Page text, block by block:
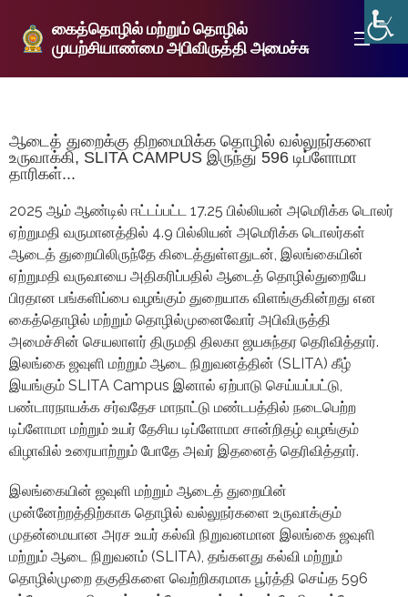
கைத்தொழில் மற்றும் தொழில்
முயற்சியாண்மை அபிவிருத்தி அமைச்சு
ஆடைத் துறைக்கு திறமைமிக்க தொழில் வல்லுநர்களை
உருவாக்கி, SLITA CAMPUS இருந்து 596 டிப்ளோமா
தாரிகள்...
2025 ஆம் ஆண்டில் ஈட்டப்பட்ட 17.25 பில்லியன் அமெரிக்க டொலர்
ஏற்றுமதி வருமானத்தில் 4.9 பில்லியன் அமெரிக்க டொலர்கள்
ஆடைத் துறையிலிருந்தே கிடைத்துள்ளதுடன், இலங்கையின்
ஏற்றுமதி வருவாயை அதிகரிப்பதில் ஆடைத் தொழில்துறையே
பிரதான பங்களிப்பை வழங்கும் துறையாக விளங்குகின்றது என
கைத்தொழில் மற்றும் தொழில்முனைவோர் அபிவிருத்தி
அமைச்சின் செயலாளர் திருமதி திலகா ஜயசுந்தர தெரிவித்தார்.
இலங்கை ஜவுளி மற்றும் ஆடை நிறுவனத்தின் (SLITA) கீழ்
இயங்கும் SLITA Campus இனால் ஏற்பாடு செய்யப்பட்டு,
பண்டாரநாயக்க சர்வதேச மாநாட்டு மண்டபத்தில் நடைபெற்ற
டிப்ளோமா மற்றும் உயர் தேசிய டிப்ளோமா சான்றிதழ் வழங்கும்
விழாவில் உரையாற்றும் போதே அவர் இதனைத் தெரிவித்தார்.
இலங்கையின் ஜவுளி மற்றும் ஆடைத் துறையின்
முன்னேற்றத்திற்காக தொழில் வல்லுநர்களை உருவாக்கும்
முதன்மையான அரச உயர் கல்வி நிறுவனமான இலங்கை ஜவுளி
மற்றும் ஆடை நிறுவனம் (SLITA), தங்களது கல்வி மற்றும்
தொழில்முறை தகுதிகளை வெற்றிகரமாக பூர்த்தி செய்த 596